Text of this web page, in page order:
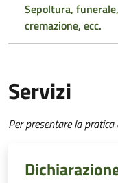
Sepoltura,
cremazione, ecc.
Servizi
Per presentare la